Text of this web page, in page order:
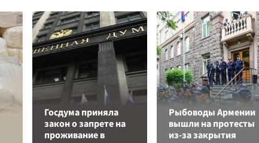
Госдума приняла
закон о запрете на
проживание в
Рыбоводы Армении
вышли на протесты
из-за закрытия